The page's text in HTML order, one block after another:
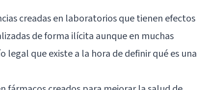
creadas en laboratorios que tienen efectos
de forma ilícita aunque en muchas
legal que existe a la hora de definir qué es una